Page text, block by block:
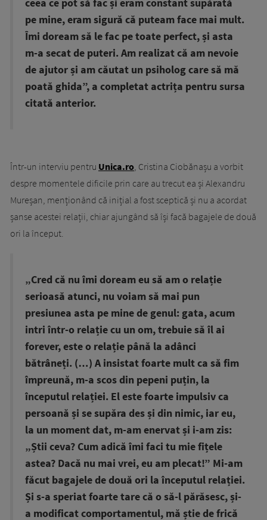
ceea ce pot să fac și eram constant supărată
pe mine, eram sigură că puteam face mai mult.
Îmi doream să le fac pe toate perfect, și asta
m-a secat de puteri. Am realizat că am nevoie
de ajutor și am căutat un psiholog care să mă
poată ghida”, a completat actrița pentru sursa
citată anterior.
Într-un interviu pentru Unica.ro, Cristina Ciobănașu a vorbit
despre momentele dificile prin care au trecut ea și Alexandru
Mureșan, menționând că inițial a fost sceptică și nu a acordat
șanse acestei relații, chiar ajungând să își facă bagajele de două
ori la început.
„Cred că nu îmi doream eu să am o relație
serioasă atunci, nu voiam să mai pun
presiunea asta pe mine de genul: gata, acum
intri într-o relație cu un om, trebuie să îl ai
forever, este o relație până la adânci
bătrâneți. (…) A insistat foarte mult ca să fim
împreună, m-a scos din pepeni puțin, la
începutul relației. El este foarte impulsiv ca
persoană și se supăra des și din nimic, iar eu,
la un moment dat, m-am enervat și i-am zis:
„Știi ceva? Cum adică îmi faci tu mie fițele
astea? Dacă nu mai vrei, eu am plecat!” Mi-am
făcut bagajele de două ori la începutul relației.
Și s-a speriat foarte tare că o să-l părăsesc, și-
a modificat comportamentul, mă știe de frică